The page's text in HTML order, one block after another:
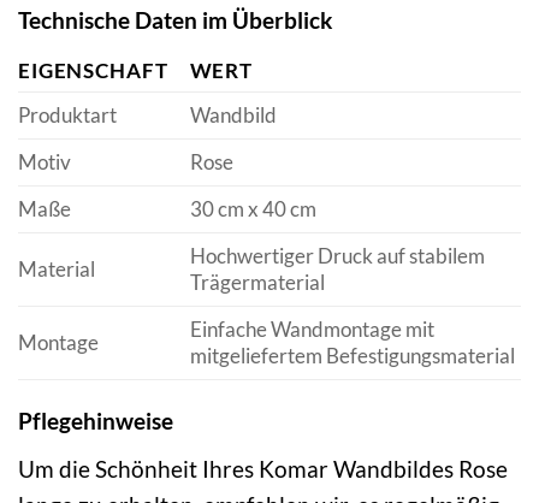
Technische Daten im Überblick
EIGENSCHAFT
WERT
Produktart
Wandbild
Motiv
Rose
Maße
30 cm x 40 cm
Material
Hochwertiger Druck auf stabilem
Trägermaterial
Montage
Einfache Wandmontage mit
mitgeliefertem Befestigungsmaterial
Pflegehinweise
Um die Schönheit Ihres Komar Wandbildes Rose